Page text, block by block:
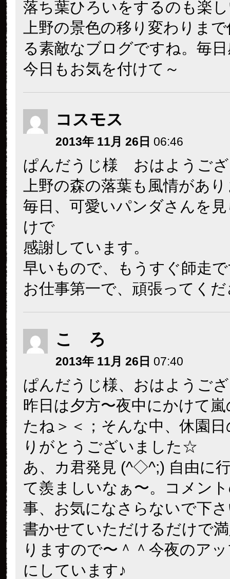
落ち葉ひろいをするのも楽
上野の景色の移り変わりま
る素敵なブログですね。毎
今日もお気を付けて～
コスモス
2013年 11月 26日 06:46
ぱんだうじ様 おはようご
上野の森の落葉も風情があ
毎日、可愛いパンダさんを
けで
感謝しています。
早いもので、もうすぐ師走
お仕事第一で、頑張ってく
こ ろ
2013年 11月 26日 07:40
ぱんだうじ様、おはようご
昨日は夕方〜夜中にかけて
たね＞＜；そんな中、休園
りがとうございました☆
あ、カ君発見 (^◇^;) 自由に
て羨ましいなぁ〜。コメン
事、お気になさらないで下
書かせていただけるだけで
りますので〜＾＾今夜のア
にしています♪